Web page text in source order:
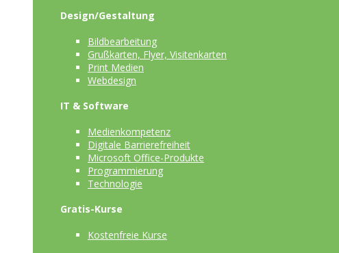
Design/Gestaltung
Bildbearbeitung
Grußkarten, Flyer, Visitenkarten
Print Medien
Webdesign
IT & Software
Medienkompetenz
Digitale Barrierefreiheit
Microsoft Office-Produkte
Programmierung
Technologie
Gratis-Kurse
Kostenfreie Kurse